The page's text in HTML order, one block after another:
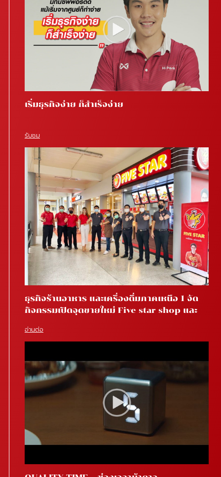
เริ่มธุรกิจง่าย ก็สำเร็จง่าย
รับชม
ธุรกิจร้านอาหาร และเครื่องดื่มภาคเหนือ 1 จัด
กิจกรรมเปิดจุดขายใหม่ Five star shop และ
อ่านต่อ